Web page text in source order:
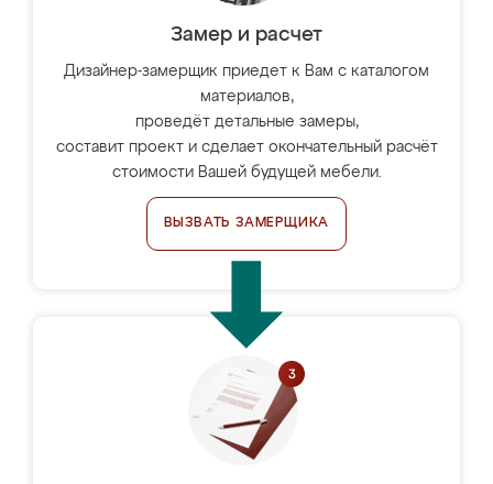
Замер и расчет
Дизайнер-замерщик приедет к Вам с каталогом
материалов,
проведёт детальные замеры,
составит проект и сделает окончательный расчёт
стоимости Вашей будущей мебели.
ВЫЗВАТЬ ЗАМЕРЩИКА